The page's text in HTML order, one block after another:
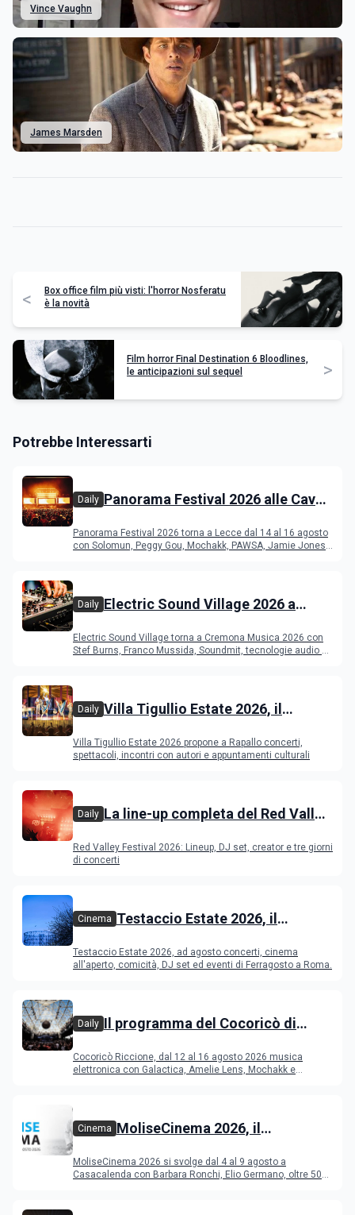
Vince Vaughn
James Marsden
<
Box office film più visti: l'horror Nosferatu
è la novità
Film horror Final Destination 6 Bloodlines,
le anticipazioni sul sequel
>
Potrebbe Interessarti
Daily Panorama Festival 2026 alle Cave
programma
Panorama Festival 2026 torna a Lecce dal 14 al 16 agosto
con Solomun, Peggy Gou, Mochakk, PAWSA, Jamie Jones
Daily Electric Sound Village 2026 a
Young Band Contest, il programma
Electric Sound Village torna a Cremona Musica 2026 con
Stef Burns, Franco Mussida, Soundmit, tecnologie audio e
Daily Villa Tigullio Estate 2026, il
Villa Tigullio Estate 2026 propone a Rapallo concerti,
spettacoli, incontri con autori e appuntamenti culturali
Daily La line-up completa del Red Valley
Red Valley Festival 2026: Lineup, DJ set, creator e tre giorni
di concerti
Cinema Testaccio Estate 2026, il
Ferragosto
Testaccio Estate 2026, ad agosto concerti, cinema
all'aperto, comicità, DJ set ed eventi di Ferragosto a Roma.
Daily Il programma del Cocoricò di
Cocoricò Riccione, dal 12 al 16 agosto 2026 musica
elettronica con Galactica, Amelie Lens, Mochakk e
Cinema MoliseCinema 2026, il
MoliseCinema 2026 si svolge dal 4 al 9 agosto a
Casacalenda con Barbara Ronchi, Elio Germano, oltre 50